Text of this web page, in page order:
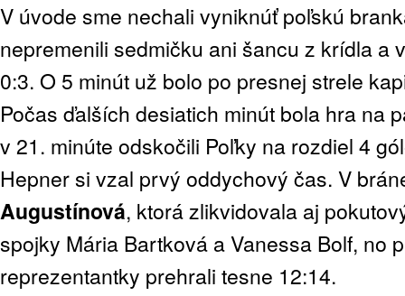
V úvode sme nechali vyniknúť poľskú
nepremenili sedmičku ani šancu z krídla a
0:3. O 5 minút už bolo po presnej strele
Počas ďalších desiatich minút bola hra na
v 21. minúte odskočili Poľky na rozdiel 4
Hepner si vzal prvý oddychový čas. V
Augustínová, ktorá zlikvidovala aj
spojky Mária Bartková a Vanessa Bolf, no
reprezentantky prehrali tesne 12:14.